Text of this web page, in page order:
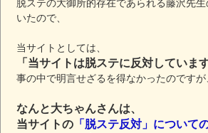
脱ステの大御所的存在であられる藤沢先
いたので、
当サイトとしては、
「当サイトは脱ステに反対しています
事の中で明言せざるを得なかったのですが
なんと大ちゃんさんは、
当サイトの 「脱ステ反対」について